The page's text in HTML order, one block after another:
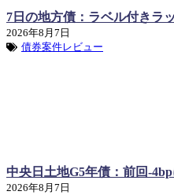
7日の地方債：ラベル付きラ
2026年8月7日
債券案件レビュー
中央日土地G5年債：前回-
2026年8月7日